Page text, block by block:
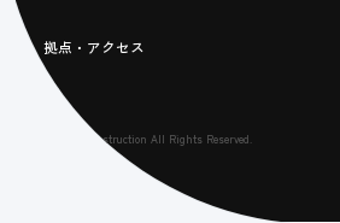
拠点・アクセス
© onoki construction All Rights Reserved.